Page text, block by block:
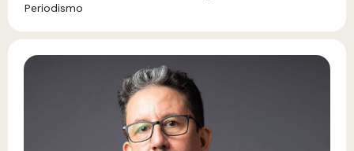
Periodismo